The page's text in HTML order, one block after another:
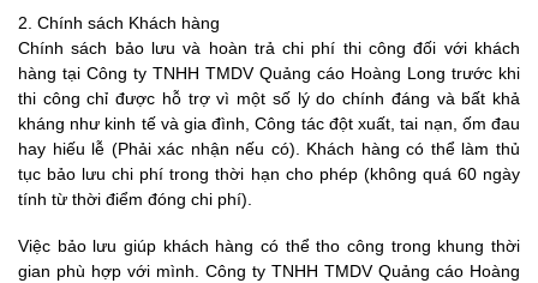
2. Chính sách Khách hàng
Chính sách bảo lưu và hoàn trả chi phí thi công đối với khách
hàng tại Công ty TNHH TMDV Quảng cáo Hoàng Long trước khi
thi công chỉ được hỗ trợ vì một số lý do chính đáng và bất khả
kháng như kinh tế và gia đình, Công tác đột xuất, tai nạn, ốm đau
hay hiếu lễ (Phải xác nhận nếu có). Khách hàng có thể làm thủ
tục bảo lưu chi phí trong thời hạn cho phép (không quá 60 ngày
tính từ thời điểm đóng chi phí).
Việc bảo lưu giúp khách hàng có thể tho công trong khung thời
gian phù hợp với mình. Công ty TNHH TMDV Quảng cáo Hoàng